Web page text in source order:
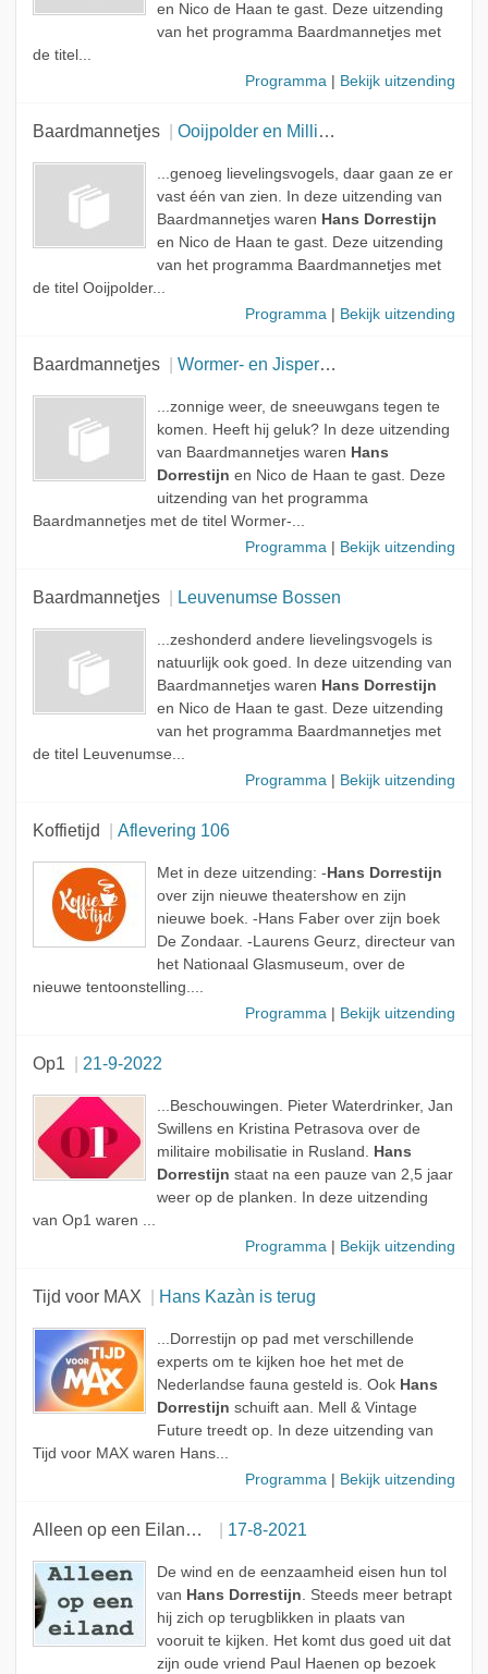
en Nico de Haan te gast. Deze uitzending
van het programma Baardmannetjes met
de titel...
Programma
Bekijk uitzending
Baardmannetjes Ooijpolder en Millingerwaard
...genoeg lievelingsvogels, daar gaan ze er
vast één van zien. In deze uitzending van
Baardmannetjes waren Hans Dorrestijn
en Nico de Haan te gast. Deze uitzending
van het programma Baardmannetjes met
de titel Ooijpolder...
Programma
Bekijk uitzending
Baardmannetjes Wormer- en Jisperveld
...zonnige weer, de sneeuwgans tegen te
komen. Heeft hij geluk? In deze uitzending
van Baardmannetjes waren Hans
Dorrestijn en Nico de Haan te gast. Deze
uitzending van het programma
Baardmannetjes met de titel Wormer-...
Programma
Bekijk uitzending
Baardmannetjes Leuvenumse Bossen
...zeshonderd andere lievelingsvogels is
natuurlijk ook goed. In deze uitzending van
Baardmannetjes waren Hans Dorrestijn
en Nico de Haan te gast. Deze uitzending
van het programma Baardmannetjes met
de titel Leuvenumse...
Programma
Bekijk uitzending
Koffietijd Aflevering 106
Met in deze uitzending: - Hans Dorrestijn
over zijn nieuwe theatershow en zijn
nieuwe boek. -Hans Faber over zijn boek
De Zondaar. -Laurens Geurz, directeur van
het Nationaal Glasmuseum, over de
nieuwe tentoonstelling....
Programma
Bekijk uitzending
Op1 21-9-2022
...Beschouwingen. Pieter Waterdrinker, Jan
Swillens en Kristina Petrasova over de
militaire mobilisatie in Rusland. Hans
Dorrestijn staat na een pauze van 2,5 jaar
weer op de planken. In deze uitzending
van Op1 waren ...
Programma
Bekijk uitzending
Tijd voor MAX Hans Kazàn is terug
...Dorrestijn op pad met verschillende
experts om te kijken hoe het met de
Nederlandse fauna gesteld is. Ook Hans
Dorrestijn schuift aan. Mell & Vintage
Future treedt op. In deze uitzending van
Tijd voor MAX waren Hans...
Programma
Bekijk uitzending
Alleen op een Eiland met Hans Dorrestijn 17-8-2021
De wind en de eenzaamheid eisen hun tol
van Hans Dorrestijn. Steeds meer betrapt
hij zich op terugblikken in plaats van
vooruit te kijken. Het komt dus goed uit dat
zijn oude vriend Paul Haenen op bezoek